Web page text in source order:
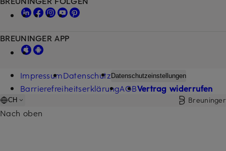
BREUNINGER APP
ImpressumDatenschutzDatenschutzeinstellungen
BarrierefreiheitserklärungAGBVertrag widerrufen
CH Breuninger
Nach oben